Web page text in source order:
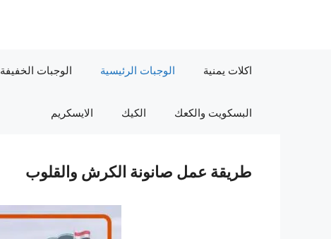
اكلات يمنية الوجبات الرئيسية الوجبات الخفيفة
البسكويت والكعك الكيك الايسكريم
طريقة عمل صانونة الكرش والقلوب